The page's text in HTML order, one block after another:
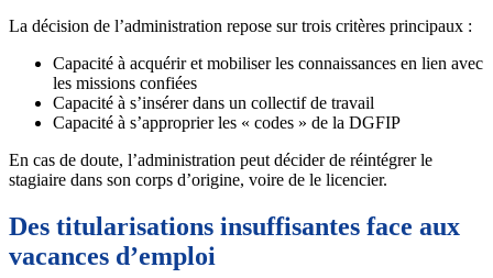
La décision de l’administration repose sur trois critères principaux :
Capacité à acquérir et mobiliser les connaissances en lien avec
les missions confiées
Capacité à s’insérer dans un collectif de travail
Capacité à s’approprier les « codes » de la DGFIP
En cas de doute, l’administration peut décider de réintégrer le
stagiaire dans son corps d’origine, voire de le licencier.
Des titularisations insuffisantes face aux
vacances d’emploi